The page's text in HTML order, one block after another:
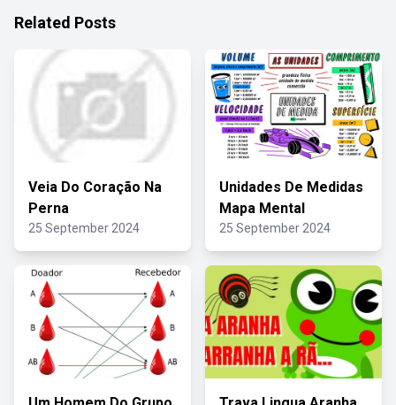
Related Posts
Veia Do Coração Na
Perna
25 September 2024
Unidades De Medidas
Mapa Mental
25 September 2024